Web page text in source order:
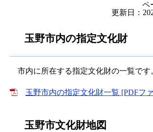
ペ
更新日：
玉野市内の指定文化財
市内に所在する指定文化財の一覧です
玉野市内の指定文化財一覧 [PDFフ
玉野市文化財地図